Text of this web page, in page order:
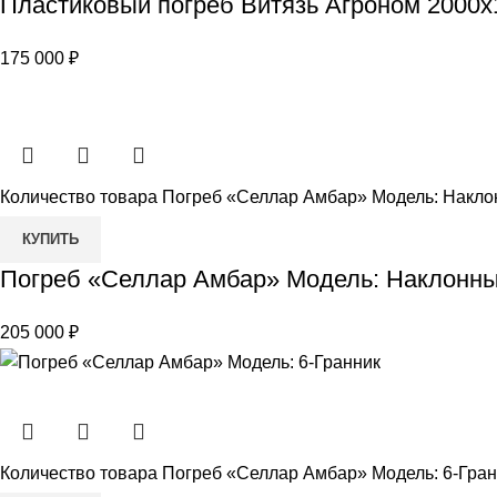
175 000 ₽
Количество товара Погреб «Селлар Амбар» Модель:
КУПИТЬ
Погреб «Селлар Амбар» Модель:
205 000 ₽
Количество товара Погреб «Селлар Амбар» Модель: 6-